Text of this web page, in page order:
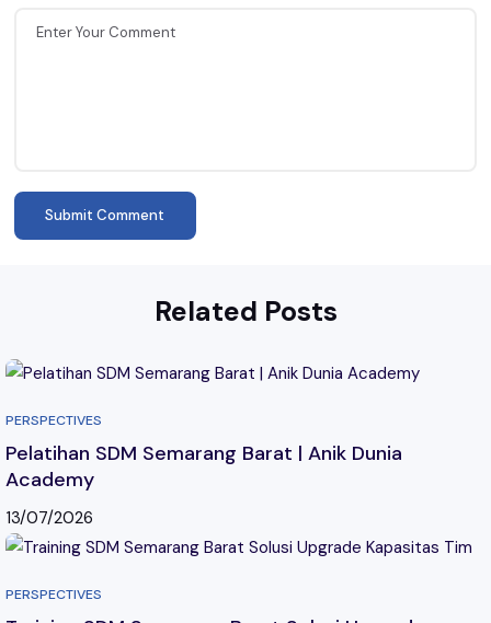
Related Posts
PERSPECTIVES
Pelatihan SDM Semarang Barat | Anik Dunia
Academy
13/07/2026
PERSPECTIVES